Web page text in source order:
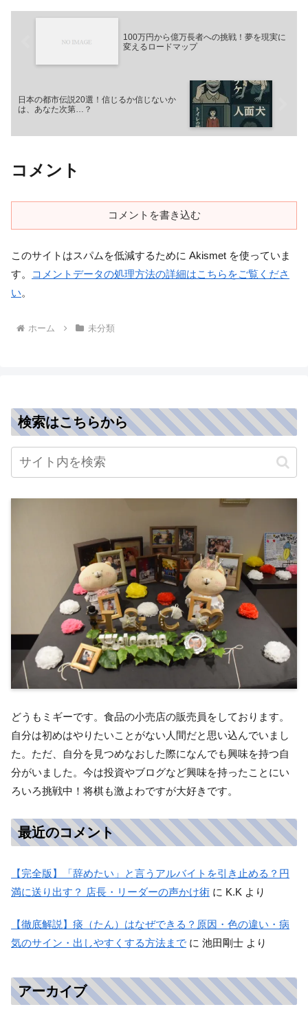
100万円から億万長者への挑戦！夢を現実に
変えるロードマップ
日本の都市伝説20選！信じるか信じないか
は、あなた次第…？
コメント
コメントを書き込む
このサイトはスパムを低減するために Akismet を使っていま
す。
コメントデータの処理方法の詳細はこちらをご覧くださ
い。
ホーム 未分類
検索はこちらから
どうもミギーです。食品の小売店の販売員をしております。
自分は初めはやりたいことがない人間だと思い込んでいまし
た。ただ、自分を見つめなおした際になんでも興味を持つ自
分がいました。今は投資やブログなど興味を持ったことにい
ろいろ挑戦中！将棋も激よわですが大好きです。
最近のコメント
【完全版】「辞めたい」と言うアルバイトを引き止める？円
満に送り出す？ 店長・リーダーの声かけ術 に K.K より
【徹底解説】痰（たん）はなぜできる？原因・色の違い・病
気のサイン・出しやすくする方法まで に 池田剛士 より
アーカイブ